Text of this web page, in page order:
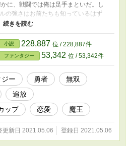
に、戦闘では俺は足手まといだ。し
の強さはお前たちも知っているはず
その心配には及びません。わたくし
上がりました」 「……ん。それに、
れば、レオンさんの戦闘能力も上が
侶ユニも、そう冷たい言葉を口に
呆然と３人の顔を見つめることしか
わらないようだ。 「分かっただろ
だ。……せめてもの餞別だ。退職金と
に、無事に魔王を討伐すれば、かつて
が出るだろうよ」 レオンがそう言
ずしりと重い。 金貨が何十枚と入っ
の活動資金全体からすれば、はした
て生きるだけならば、悠々と生きて
だ。 「ああ、そうかよ……。ありがた
な……」 「ふん……」 俺とレオンた
小説 228,887 位 / 228,887件
ファンタジー 53,342 位 / 53,342件
ー 勇者
無双
追放
ップ
恋愛 魔王
更新日 2021.05.06 登録日 2021.05.06